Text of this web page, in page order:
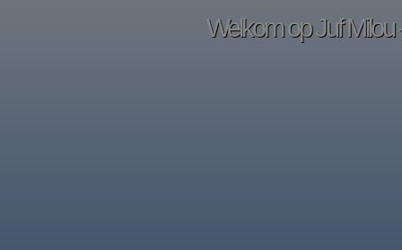
Welkom op Juf Milou